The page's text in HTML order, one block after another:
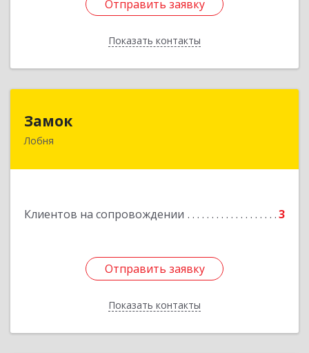
Отправить заявку
Показать контакты
Отправить заявку
Назад
Замок
Лобня
Клиентов на сопровождении 3
Отправить заявку
Показать контакты
Россия, 141730, Московская область, г. Лобня,
Отправить заявку
Назад